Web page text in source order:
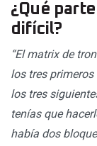
¿Qué
difícil?
“El matrix de
los tres
los tres
tenías que
había dos